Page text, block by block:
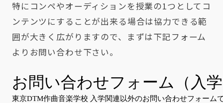
特にコンペやオーディションを授業の1つとしてコ
ンテンツにすることが出来る場合は協力できる範
囲が大きく広がりますので、まずは下記フォーム
よりお問い合わせ下さい。